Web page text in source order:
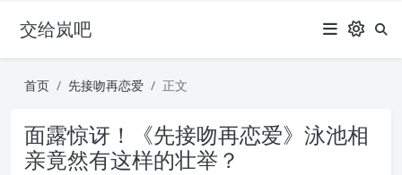
交给岚吧
首页 先接吻再恋爱 正文
面露惊讶！《先接吻再恋爱》泳池相
亲竟然有这样的壮举？